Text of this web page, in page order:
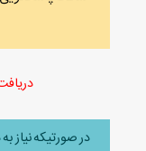
در صورتیکه نیاز